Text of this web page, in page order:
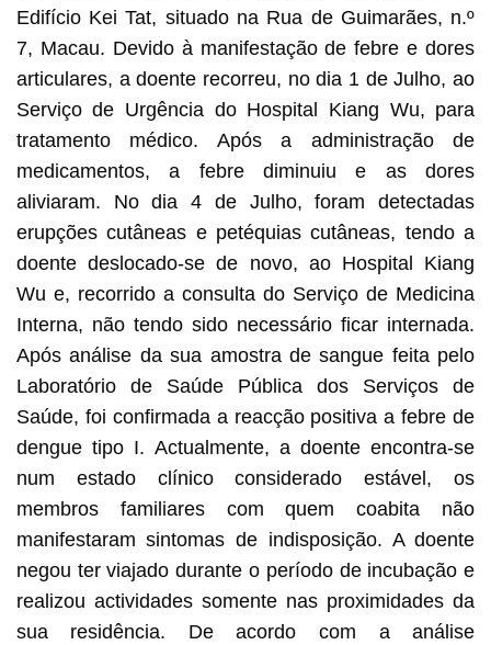
Edifício Kei Tat, situado na Rua de Guimarães, n.º
7, Macau. Devido à manifestação de febre e dores
articulares, a doente recorreu, no dia 1 de Julho, ao
Serviço de Urgência do Hospital Kiang Wu, para
tratamento médico. Após a administração de
medicamentos, a febre diminuiu e as dores
aliviaram. No dia 4 de Julho, foram detectadas
erupções cutâneas e petéquias cutâneas, tendo a
doente deslocado-se de novo, ao Hospital Kiang
Wu e, recorrido a consulta do Serviço de Medicina
Interna, não tendo sido necessário ficar internada.
Após análise da sua amostra de sangue feita pelo
Laboratório de Saúde Pública dos Serviços de
Saúde, foi confirmada a reacção positiva a febre de
dengue tipo I. Actualmente, a doente encontra-se
num estado clínico considerado estável, os
membros familiares com quem coabita não
manifestaram sintomas de indisposição. A doente
negou ter viajado durante o período de incubação e
realizou actividades somente nas proximidades da
sua residência. De acordo com a análise